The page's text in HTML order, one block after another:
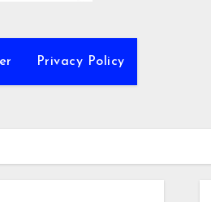
Privacy Policy